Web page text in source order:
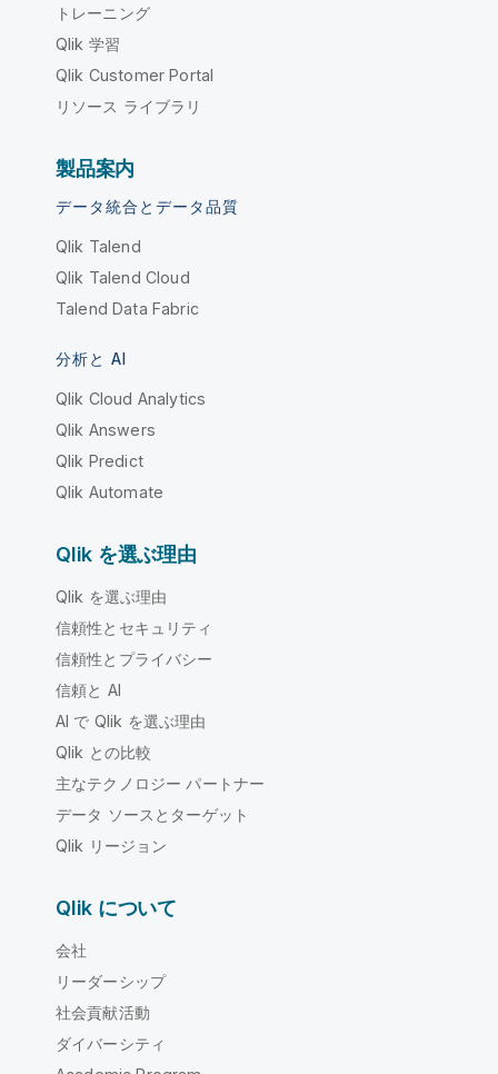
トレーニング
Qlik 学習
Qlik Customer Portal
リソース ライブラリ
製品案内
データ統合とデータ品質
Qlik Talend
Qlik Talend Cloud
Talend Data Fabric
分析と AI
Qlik Cloud Analytics
Qlik Answers
Qlik Predict
Qlik Automate
Qlik を選ぶ理由
Qlik を選ぶ理由
信頼性とセキュリティ
信頼性とプライバシー
信頼と AI
AI で Qlik を選ぶ理由
Qlik との比較
主なテクノロジー パートナー
データ ソースとターゲット
Qlik リージョン
Qlik について
会社
リーダーシップ
社会貢献活動
ダイバーシティ